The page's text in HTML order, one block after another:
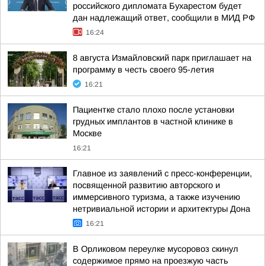
российского дипломата Бухарестом будет
дан надлежащий ответ, сообщили в МИД РФ
16:24
8 августа Измайловский парк приглашает на
программу в честь своего 95-летия
16:21
Пациентке стало плохо после установки
грудных имплантов в частной клинике в
Москве
16:21
Главное из заявлений с пресс-конференции,
посвященной развитию авторского и
иммерсивного туризма, а также изучению
нетривиальной истории и архитектуры Дона
16:21
В Орликовом переулке мусоровоз скинул
содержимое прямо на проезжую часть